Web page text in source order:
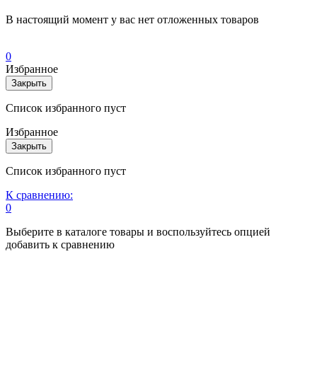
В настоящий момент у вас нет отложенных товаров
0
Избранное
Закрыть
Список избранного пуст
Избранное
Закрыть
Список избранного пуст
К сравнению:
0
Выберите в каталоге товары и воспользуйтесь опцией
добавить к сравнению